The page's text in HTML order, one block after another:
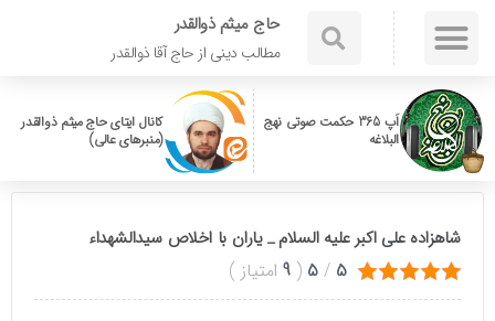
حاج میثم ذوالقدر
مطالب دینی از حاج آقا ذوالقدر
اَپ 365 حکمت صوتی نهج
البلاغه
کانال ایتای حاج میثم ذوالقدر
(منبرهای عالی)
شاهزاده علی اکبر علیه السلام _ یاران با اخلاص سیدالشهداء
5
/
5
(
9 امتیاز)